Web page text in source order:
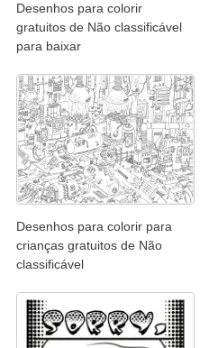
Desenhos para colorir
gratuitos de Não classificável
para baixar
Desenhos para colorir para
crianças gratuitos de Não
classificável